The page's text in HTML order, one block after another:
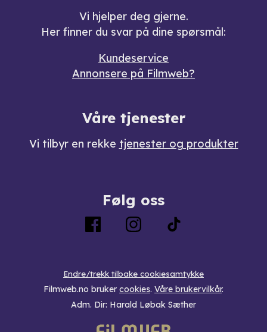
Vi hjelper deg gjerne.
Her finner du svar på dine spørsmål:
Kundeservice
Annonsere på Filmweb?
Våre tjenester
Vi tilbyr en rekke tjenester og produkter
Følg oss
Endre/trekk tilbake cookiesamtykke
Filmweb.no bruker cookies. Våre brukervilkår.
Adm. Dir: Harald Løbak Sæther